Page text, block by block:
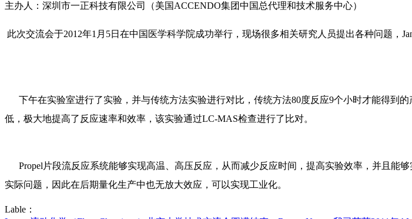
主办人：深圳市一正科技有限公司（美国ACCENDO集团中国总代理和技术服务中心）
此次交流会于2012年1月5日在中国医学科学院成功举行，现场很多相关研究人员提出各种问题，
下午在实验室进行了实验，并与传统方法实验进行对比，传统方法80度反应9个小时才能得到
低，极大地提高了反应速率和效率，该实验通过LC-MAS检查进行了比对。
Propel片段流反应系统能够实现高温、高压反应，从而减少反应时间，提高实验效率，并且能
实际问题，因此在后期量化生产中也无放大效应，可以实现工业化。
Lable：